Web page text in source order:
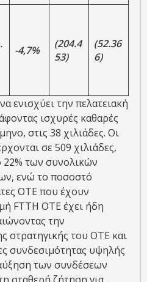
-4,7% (204.4
53)
(52.36
6)
ενισχύει την πελατειακή
ισχυρές καθαρές
στις 38 χιλιάδες. Οι
σε 509 χιλιάδες,
των συνολικών
ενώ το ποσοστό
ΟΤΕ που έχουν
FTTH ΟΤΕ έχει ήδη
την
στρατηγικής του ΟΤΕ και
συνδεσιμότητας υψηλής
των συνδέσεων